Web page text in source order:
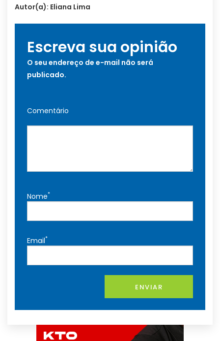
Autor(a): Eliana Lima
Escreva sua opinião
O seu endereço de e-mail não será
publicado.
Comentário
Nome*
Email*
ENVIAR